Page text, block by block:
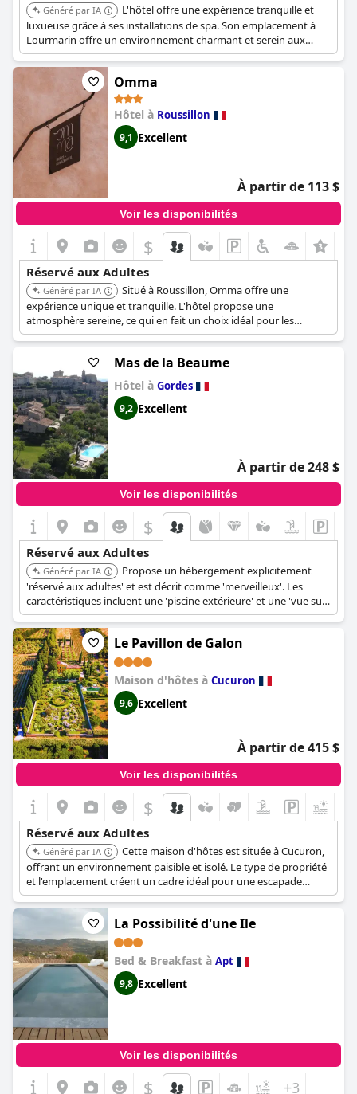
Généré par IA
L'hôtel offre une expérience tranquille et
luxueuse grâce à ses installations de spa. Son emplacement à
Lourmarin offre un environnement charmant et serein aux
adultes en quête de détente.
Omma
Hôtel à Roussillon
9,1 Excellent
À partir de 113 $
Voir les disponibilités
$
Réservé aux Adultes
Généré par IA
Situé à Roussillon, Omma offre une
expérience unique et tranquille. L'hôtel propose une
atmosphère sereine, ce qui en fait un choix idéal pour les
adultes en quête d'une retraite paisible.
Mas de la Beaume
Hôtel à Gordes
9,2 Excellent
À partir de 248 $
Voir les disponibilités
$
Réservé aux Adultes
Généré par IA
Propose un hébergement explicitement
'réservé aux adultes' et est décrit comme 'merveilleux'. Les
caractéristiques incluent une 'piscine extérieure' et une 'vue sur
la vallée du Luberon', présenté comme un 'Hôtel de style
Boutique' contribuant à un séjour paisible.
Le Pavillon de Galon
Maison d'hôtes à Cucuron
9,6 Excellent
À partir de 415 $
Voir les disponibilités
$
Réservé aux Adultes
Généré par IA
Cette maison d'hôtes est située à Cucuron,
offrant un environnement paisible et isolé. Le type de propriété
et l'emplacement créent un cadre idéal pour une escapade
tranquille axée sur les adultes.
La Possibilité d'une Ile
Bed & Breakfast à Apt
9,8 Excellent
Voir les disponibilités
$ +3